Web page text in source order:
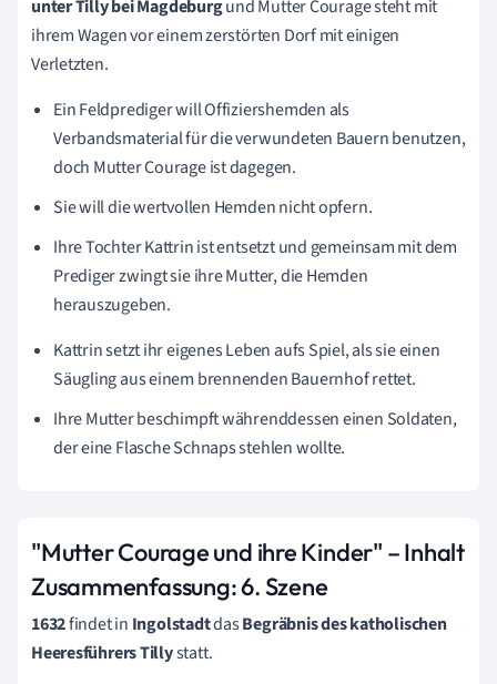
unter Tilly beiMagdeburgund Mutter Courage steht mit
ihrem Wagen vor einem zerstörten Dorf mit einigen
Verletzten.
Ein Feldprediger will Offiziershemden als
Verbandsmaterial für die verwundeten Bauern benutzen,
doch Mutter Courage ist dagegen.
Sie will die wertvollen Hemden nicht opfern.
Ihre Tochter Kattrin ist entsetzt und gemeinsam mit dem
Prediger zwingt sie ihre Mutter, die Hemden
herauszugeben.
Kattrin setzt ihr eigenes Leben aufs Spiel, als sie einen
Säugling aus einem brennenden Bauernhof rettet.
Ihre Mutter beschimpft währenddessen einen Soldaten,
der eine Flasche Schnaps stehlen wollte.
"Mutter Courage und ihre Kinder" – Inhalt
Zusammenfassung:6. Szene
1632findet in IngolstadtdasBegräbnis des katholischen
Heeresführers Tillystatt.